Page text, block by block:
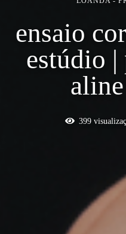
ensaio
estúdio |
399